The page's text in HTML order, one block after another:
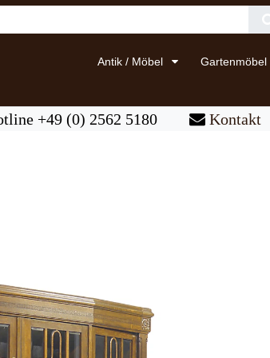
Antik / Möbel Gartenmöbel
+49 (0) 2562 5180 Kontakt